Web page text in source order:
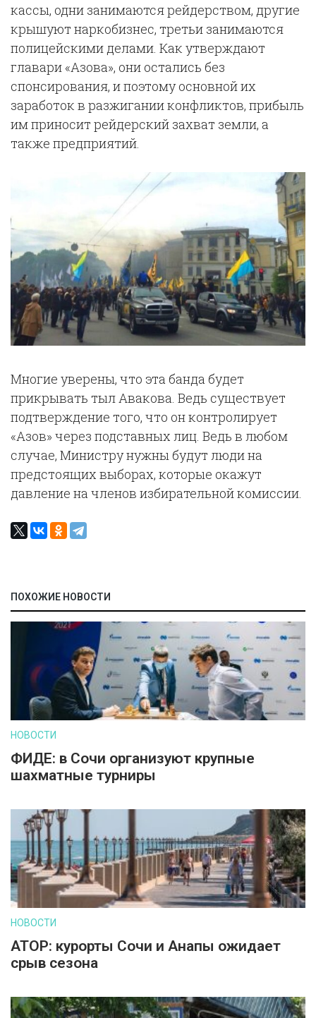
кассы, одни занимаются рейдерством, другие
крышуют наркобизнес, третьи занимаются
полицейскими делами. Как утверждают
главари «Азова», они остались без
спонсирования, и поэтому основной их
заработок в разжигании конфликтов, прибыль
им приносит рейдерский захват земли, а
также предприятий.
Многие уверены, что эта банда будет
прикрывать тыл Авакова. Ведь существует
подтверждение того, что он контролирует
«Азов» через подставных лиц. Ведь в любом
случае, Министру нужны будут люди на
предстоящих выборах, которые окажут
давление на членов избирательной комиссии.
ПОХОЖИЕ НОВОСТИ
НОВОСТИ
ФИДЕ: в Сочи организуют крупные
шахматные турниры
НОВОСТИ
АТОР: курорты Сочи и Анапы ожидает
срыв сезона